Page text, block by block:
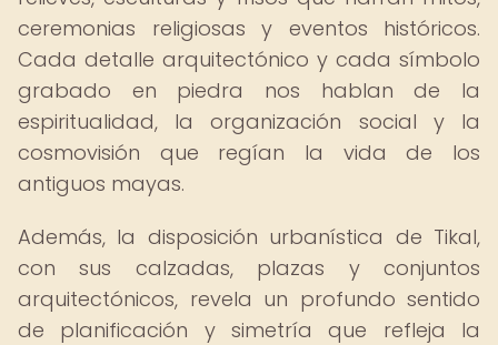
ceremonias religiosas y eventos históricos.
Cada detalle arquitectónico y cada símbolo
grabado en piedra nos hablan de la
espiritualidad, la organización social y la
cosmovisión que regían la vida de los
antiguos mayas.
Además, la disposición urbanística de Tikal,
con sus calzadas, plazas y conjuntos
arquitectónicos, revela un profundo sentido
de planificación y simetría que refleja la